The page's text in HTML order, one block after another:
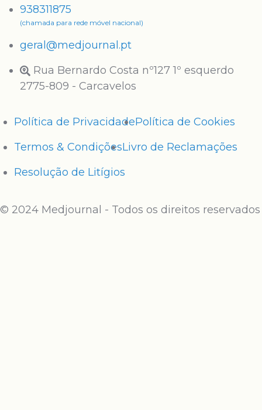
938311875
(chamada para rede móvel nacional)
geral@medjournal.pt
Rua Bernardo Costa nº127 1º esquerdo
2775-809 - Carcavelos
Política de PrivacidadePolítica de Cookies
Termos & CondiçõesLivro de Reclamações
Resolução de Litígios
© 2024 Medjournal - Todos os direitos reservados